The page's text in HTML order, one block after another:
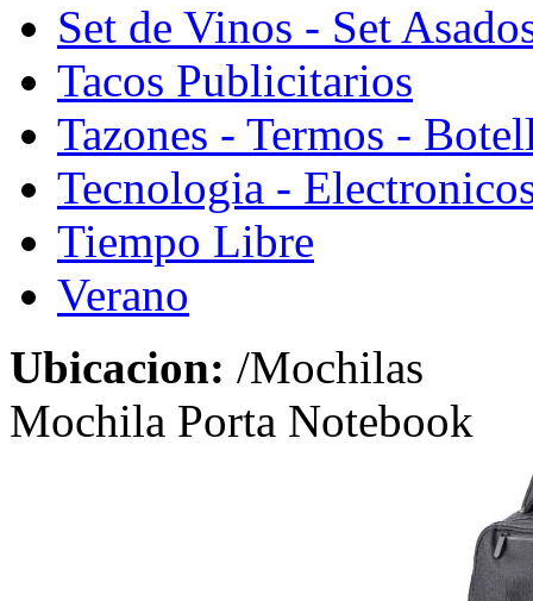
Set de Vinos - Set
Tacos Publicitarios
Tazones - Termos -
Tecnologia -
Tiempo Libre
Verano
Ubicacion: /Mochilas
Mochila Porta Notebook